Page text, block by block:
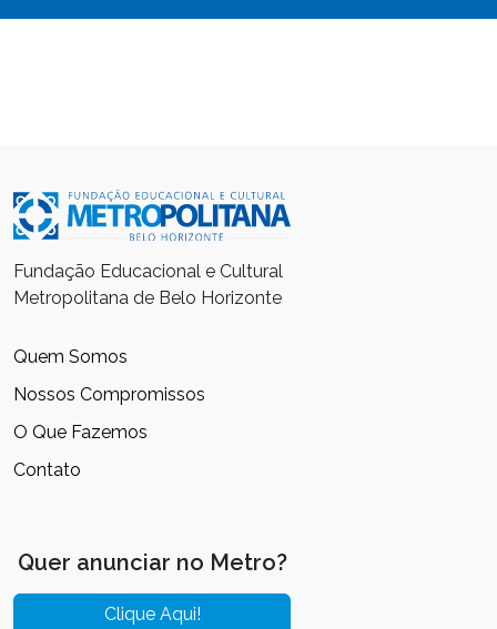
Fundação Educacional e Cultural
Metropolitana de Belo Horizonte
Quem Somos
Nossos Compromissos
O Que Fazemos
Contato
Quer anunciar no Metro?
Clique Aqui!